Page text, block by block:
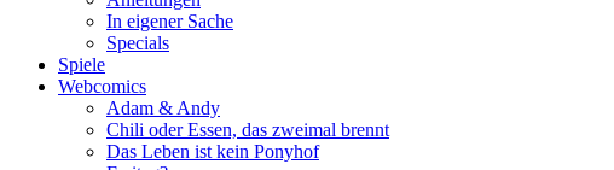
In eigener Sache
Specials
Spiele
Webcomics
Adam & Andy
Chili oder Essen, das zweimal brennt
Das Leben ist kein Ponyhof